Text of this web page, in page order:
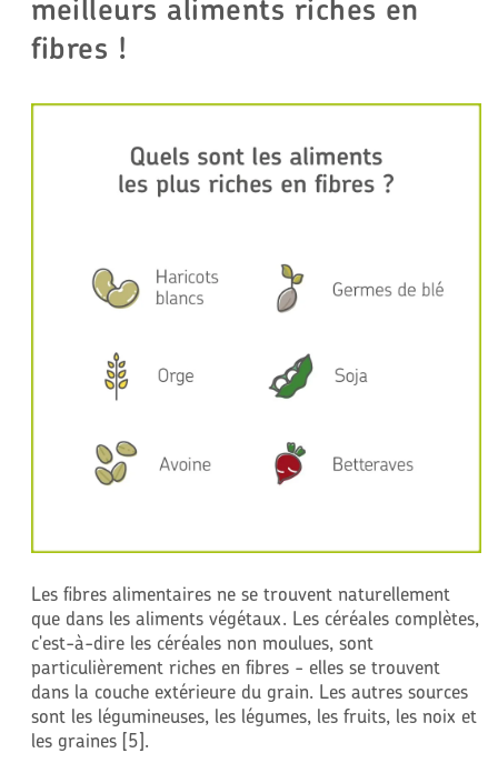
meilleurs aliments riches en
fibres !
Les fibres alimentaires ne se trouvent naturellement
que dans les aliments végétaux. Les céréales complètes,
c'est-à-dire les céréales non moulues, sont
particulièrement riches en fibres - elles se trouvent
dans la couche extérieure du grain. Les autres sources
sont les légumineuses, les légumes, les fruits, les noix et
les graines [5].